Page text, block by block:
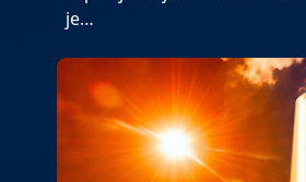
je…